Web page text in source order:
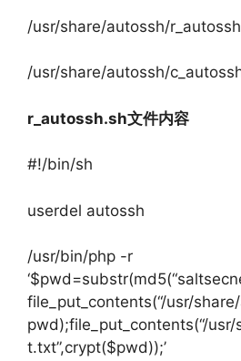
/usr/share/autossh/
/usr/share/autossh/
r_autossh.sh文件内容
#!/bin/sh
userdel autossh
/usr/bin/php -r
file_put_contents(“/usr/
pwd);file_put_contents(“/
t.txt”,crypt($pwd));’